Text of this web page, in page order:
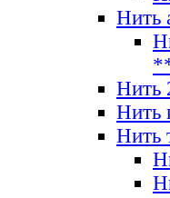
Нить
Нить
Нить
Нить